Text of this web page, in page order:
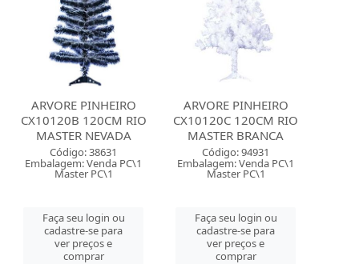
ARVORE PINHEIRO
CX10120B 120CM RIO
MASTER NEVADA
Código: 38631
Embalagem: Venda PC\1
Master PC\1
Faça seu login ou
cadastre-se para
ver preços e
comprar
ARVORE PINHEIRO
CX10120C 120CM RIO
MASTER BRANCA
Código: 94931
Embalagem: Venda PC\1
Master PC\1
Faça seu login ou
cadastre-se para
ver preços e
comprar